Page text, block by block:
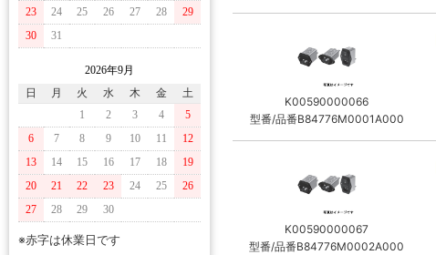
23
24 25 26 27 28
29
30
31
2026年9月
日
月 火 水 木 金
土
1
2 3 4
5
6
7 8 9 10 11
12
13
14 15 16 17 18
19
20
21 22 23 24 25
26
27
28 29 30
※赤字は休業日です
K00590000066
型番/品番B84776M0001A000
K00590000067
型番/品番B84776M0002A000